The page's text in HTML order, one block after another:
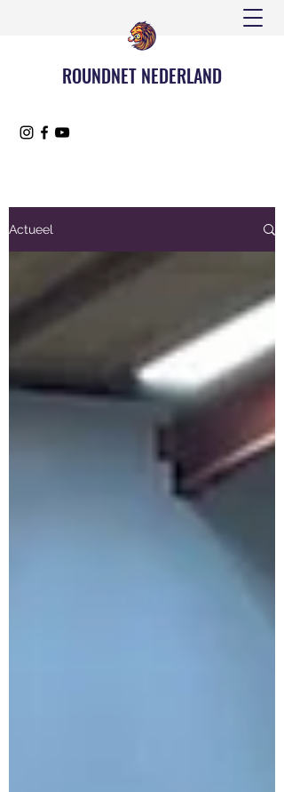
ROUNDNET NEDERLAND
Actueel